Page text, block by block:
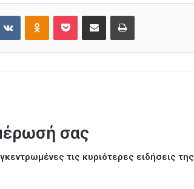
σας
τις κυριότερες ειδήσεις της